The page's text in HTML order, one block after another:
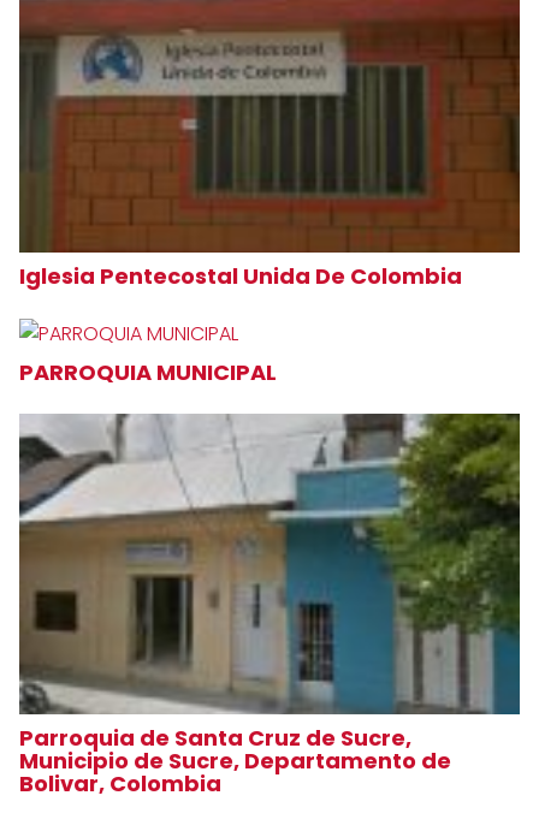
Iglesia Pentecostal Unida De Colombia
PARROQUIA MUNICIPAL
Parroquia de Santa Cruz de Sucre,
Municipio de Sucre, Departamento de
Bolivar, Colombia